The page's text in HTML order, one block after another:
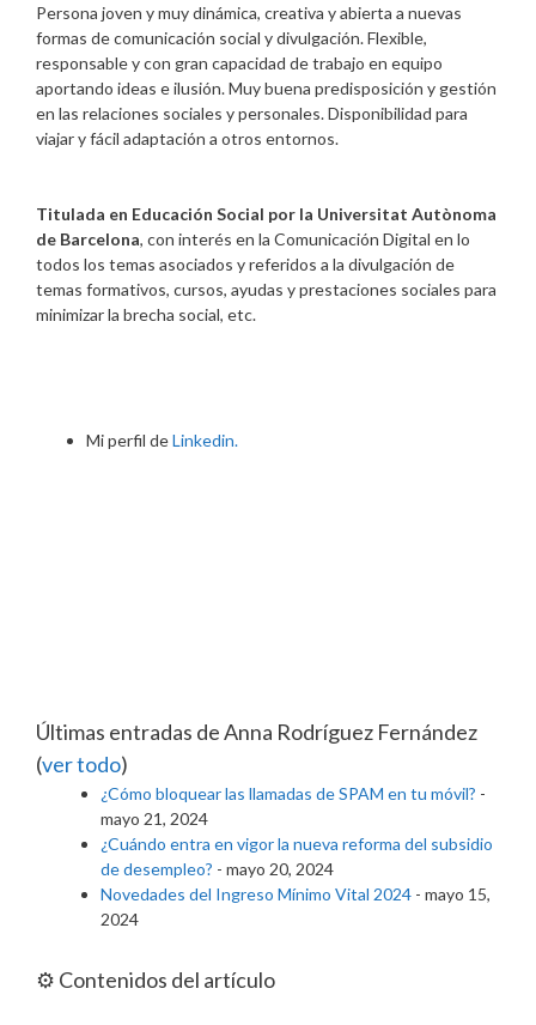
Persona joven y muy dinámica, creativa y abierta a nuevas
formas de comunicación social y divulgación. Flexible,
responsable y con gran capacidad de trabajo en equipo
aportando ideas e ilusión. Muy buena predisposición y gestión
en las relaciones sociales y personales. Disponibilidad para
viajar y fácil adaptación a otros entornos.
Titulada en Educación Social por la Universitat Autònoma
de Barcelona, con interés en la Comunicación Digital en lo
todos los temas asociados y referidos a la divulgación de
temas formativos, cursos, ayudas y prestaciones sociales para
minimizar la brecha social, etc.
Mi perfil deLinkedin.
Últimas entradas de Anna Rodríguez Fernández
(ver todo)
¿Cómo bloquear las llamadas de SPAM en tu móvil? -
mayo 21, 2024
¿Cuándo entra en vigor la nueva reforma del subsidio
de desempleo? - mayo 20, 2024
Novedades del Ingreso Mínimo Vital 2024 - mayo 15,
2024
⚙️ Contenidos del artículo